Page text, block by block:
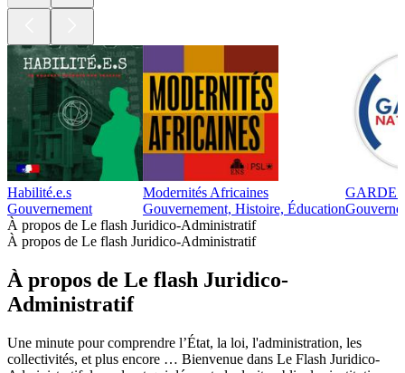
Habilité.e.s
Gouvernement
Modernités Africaines
Gouvernement, Histoire, Éducation
GARDE
À propos de Le flash Juridico-Administratif
À propos de Le flash Juridico-Administratif
À propos de Le flash Juridico-
Administratif
Une minute pour comprendre l’État, la loi, l'administration, les
collectivités, et plus encore … Bienvenue dans Le Flash Juridico-